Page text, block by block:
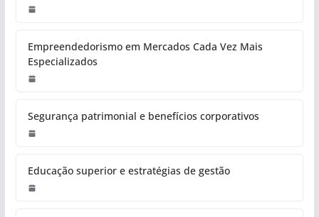
Empreendedorismo em Mercados Cada Vez Mais
Especializados
Segurança patrimonial e benefícios corporativos
Educação superior e estratégias de gestão